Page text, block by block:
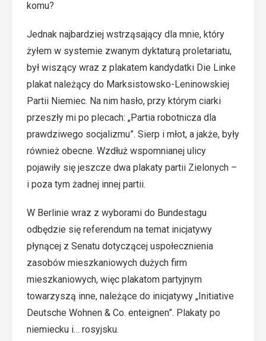
komu?
Jednak najbardziej wstrząsający dla mnie, który
żyłem w systemie zwanym dyktaturą proletariatu,
był wiszący wraz z plakatem kandydatki Die Linke
plakat należący do Marksistowsko-Leninowskiej
Partii Niemiec. Na nim hasło, przy którym ciarki
przeszły mi po plecach: „Partia robotnicza dla
prawdziwego socjalizmu”. Sierp i młot, a jakże, były
również obecne. Wzdłuż wspomnianej ulicy
pojawiły się jeszcze dwa plakaty partii Zielonych –
i poza tym żadnej innej partii.
W Berlinie wraz z wyborami do Bundestagu
odbędzie się referendum na temat inicjatywy
płynącej z Senatu dotyczącej uspołecznienia
zasobów mieszkaniowych dużych firm
mieszkaniowych, więc plakatom partyjnym
towarzyszą inne, należące do inicjatywy „Initiative
Deutsche Wohnen & Co. enteignen”. Plakaty po
niemiecku i… rosyjsku.